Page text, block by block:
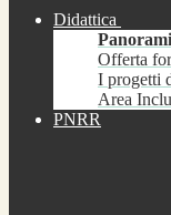
Didattica
Offerta
I progetti
Area
PNRR